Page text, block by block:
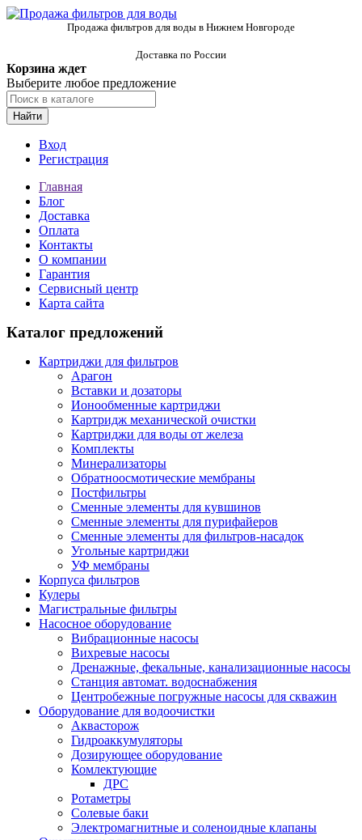
Продажа фильтров для воды в Нижнем Новгороде
Доставка по России
Корзина ждет
Выберите любое предложение
Найти
Вход
Регистрация
Главная
Блог
Доставка
Оплата
Контакты
О компании
Гарантия
Сервисный центр
Карта сайта
Каталог предложений
Картриджи для фильтров
Арагон
Вставки и дозаторы
Ионообменные картриджи
Картридж механической очистки
Картриджи для воды от железа
Комплекты
Минерализаторы
Обратноосмотические мембраны
Постфильтры
Сменные элементы для кувшинов
Сменные элементы для пурифайеров
Сменные элементы для фильтров-насадок
Угольные картриджи
УФ мембраны
Корпуса фильтров
Кулеры
Магистральные фильтры
Насосное оборудование
Вибрационные насосы
Вихревые насосы
Дренажные, фекальные, канализационные насосы
Станция автомат. водоснабжения
Центробежные погружные насосы для скважин
Оборудование для водоочистки
Аквасторож
Гидроаккумуляторы
Дозирующее оборудование
Комлектующие
ДРС
Ротаметры
Солевые баки
Электромагнитные и соленоидные клапаны